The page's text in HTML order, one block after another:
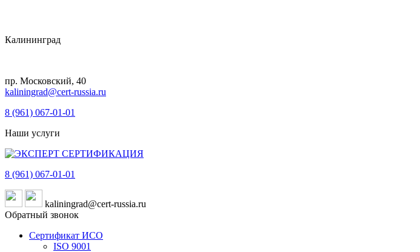
Калининград
пр. Московский, 40
kaliningrad@cert-russia.ru
8 (961) 067-01-01
Наши услуги
8 (961) 067-01-01
kaliningrad@cert-russia.ru
Обратный звонок
Сертификат ИСО
ISO 9001